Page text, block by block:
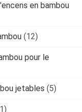
en bambou
(12)
pour le
jetables (5)